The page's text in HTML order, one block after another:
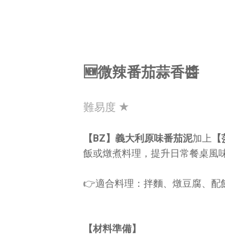
🆕微辣番茄蒜香醬
難易度 ★
【BZ】義大利原味番茄泥加上
飯或燉煮料理，提升日常餐桌風味
👉適合料理：拌麵、燉豆腐、配
【材料準備】